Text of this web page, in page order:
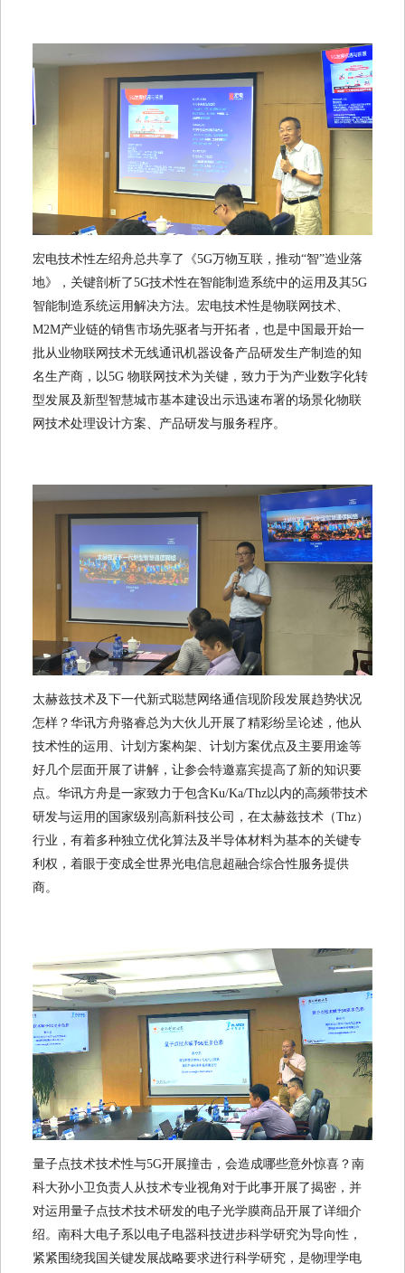
宏电技术性左绍舟总共享了《5G万物互联，推动“智”造业落
地》，关键剖析了5G技术性在智能制造系统中的运用及其5G
智能制造系统运用解决方法。宏电技术性是物联网技术、
M2M产业链的销售市场先驱者与开拓者，也是中国最开始一
批从业物联网技术无线通讯机器设备产品研发生产制造的知
名生产商，以5G 物联网技术为关键，致力于为产业数字化转
型发展及新型智慧城市基本建设出示迅速布署的场景化物联
网技术处理设计方案、产品研发与服务程序。
太赫兹技术及下一代新式聪慧网络通信现阶段发展趋势状况
怎样？华讯方舟骆睿总为大伙儿开展了精彩纷呈论述，他从
技术性的运用、计划方案构架、计划方案优点及主要用途等
好几个层面开展了讲解，让参会特邀嘉宾提高了新的知识要
点。华讯方舟是一家致力于包含Ku/Ka/Thz以内的高频带技术
研发与运用的国家级别高新科技公司，在太赫兹技术（Thz）
行业，有着多种独立优化算法及半导体材料为基本的关键专
利权，着眼于变成全世界光电信息超融合综合性服务提供
商。
量子点技术技术性与5G开展撞击，会造成哪些意外惊喜？南
科大孙小卫负责人从技术专业视角对于此事开展了揭密，并
对运用量子点技术技术研发的电子光学膜商品开展了详细介
绍。南科大电子系以电子电器科技进步科学研究为导向性，
紧紧围绕我国关键发展战略要求进行科学研究，是物理学电